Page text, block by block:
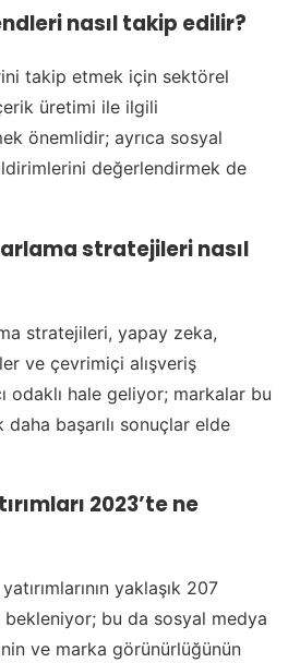
nasıl takip edilir?
takip etmek için sektörel
üretimi ile ilgili
önemlidir; ayrıca sosyal
değerlendirmek de
stratejileri nasıl
stratejileri, yapay zeka,
ve çevrimiçi alışveriş
odaklı hale geliyor; markalar bu
başarılı sonuçlar elde
2023’te ne
yaklaşık 207
bekleniyor; bu da sosyal medya
ve marka görünürlüğünün